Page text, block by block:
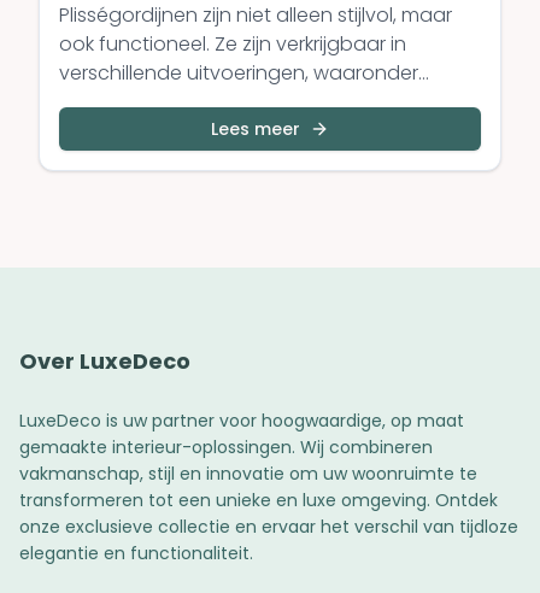
Plisségordijnen zijn niet alleen stijlvol, maar
ook functioneel. Ze zijn verkrijgbaar in
verschillende uitvoeringen, waaronder
verduisterend en semi-transparant. Maar
wat is precies het verschil, en welke optie
past het beste bij jouw behoeften? In deze
Lees meer
Over LuxeDeco
LuxeDeco is uw partner voor hoogwaardige, op maat
gemaakte interieur-oplossingen. Wij combineren
vakmanschap, stijl en innovatie om uw woonruimte te
transformeren tot een unieke en luxe omgeving. Ontdek
onze exclusieve collectie en ervaar het verschil van tijdloze
elegantie en functionaliteit.